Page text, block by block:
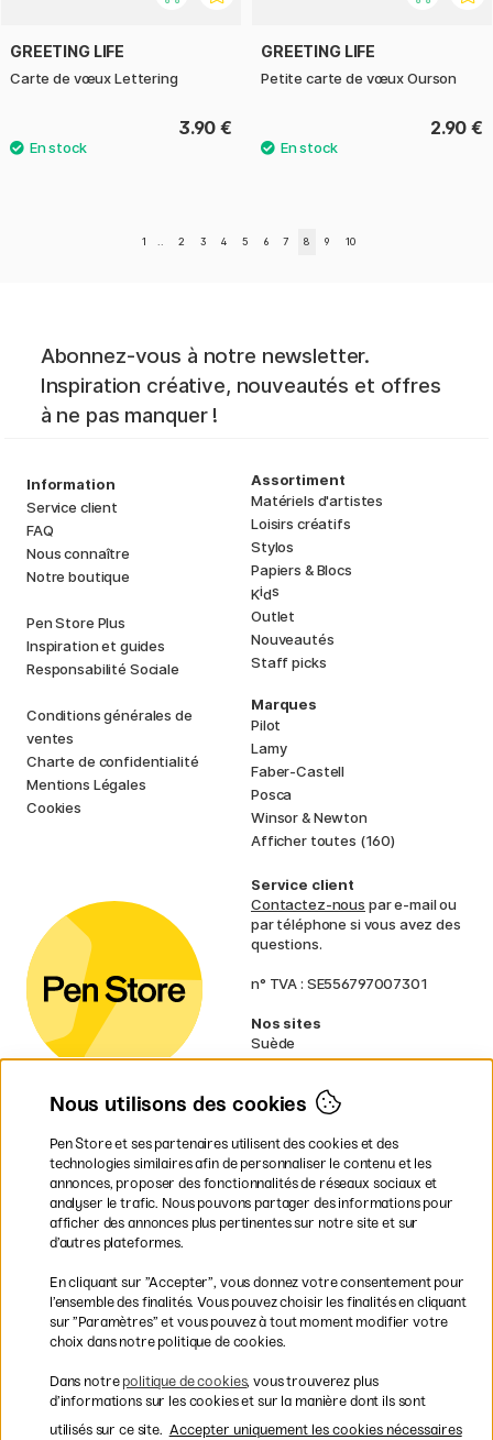
GREETING LIFE
Carte de vœux Lettering
3.90 €
GREETING LIFE
Petite carte de vœux Ourson
2.90 €
1 2 3 4 5 6 7 8 9 10
Abonnez-vous à notre newsletter.
Inspiration créative, nouveautés et offres
à ne pas manquer !
Information
Service client
FAQ
Nous connaître
Notre boutique
Pen Store Plus
Inspiration et guides
Responsabilité Sociale
Conditions générales de
ventes
Charte de confidentialité
Mentions Légales
Cookies
Assortiment
Matériels d'artistes
Loisirs créatifs
Stylos
Papiers & Blocs
Kids
Outlet
Nouveautés
Staff picks
Marques
Pilot
Lamy
Faber-Castell
Posca
Winsor & Newton
Afficher toutes (160)
Service client
Contactez-nous par e-mail ou
par téléphone si vous avez des
questions.
n° TVA : SE556797007301
Nos sites
Suède
Norvège
Finlande
Irlande
Pays-Bas
Royaume-Uni
UE
volumineux.
Les modes de paiement
Nous utilisons des cookies
Pen Store et ses partenaires utilisent des cookies et des
technologies similaires afin de personnaliser le contenu et les
annonces, proposer des fonctionnalités de réseaux sociaux et
analyser le trafic. Nous pouvons partager des informations pour
afficher des annonces plus pertinentes sur notre site et sur
d’autres plateformes.
En cliquant sur ”Accepter”, vous donnez votre consentement pour
l’ensemble des finalités. Vous pouvez choisir les finalités en cliquant
sur ”Paramètres” et vous pouvez à tout moment modifier votre
choix dans notre politique de cookies.
Dans notre politique de cookies, vous trouverez plus
d’informations sur les cookies et sur la manière dont ils sont
utilisés sur ce site. Accepter uniquement les cookies nécessaires